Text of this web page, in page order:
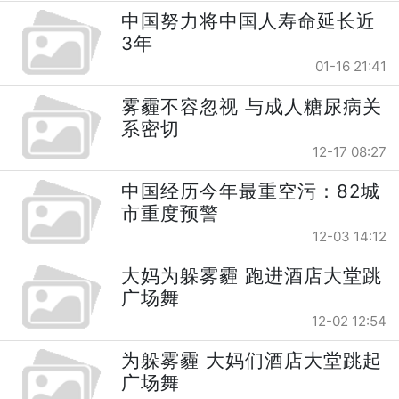
中国努力将中国人寿命延长近
3年
01-16 21:41
雾霾不容忽视 与成人糖尿病关
系密切
12-17 08:27
中国经历今年最重空污：82城
市重度预警
12-03 14:12
大妈为躲雾霾 跑进酒店大堂跳
广场舞
12-02 12:54
为躲雾霾 大妈们酒店大堂跳起
广场舞